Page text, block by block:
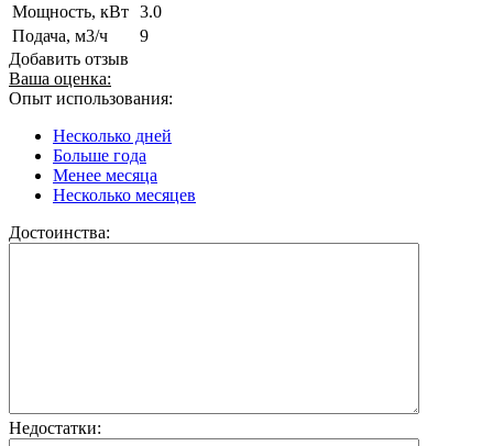
Мощность, кВт 3.0
Подача, м3/ч
9
Добавить отзыв
Ваша оценка:
Опыт использования:
Несколько дней
Больше года
Менее месяца
Несколько месяцев
Достоинства:
Недостатки: